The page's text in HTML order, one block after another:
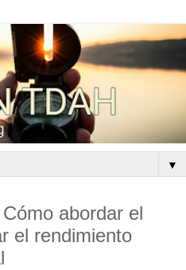
▼
abordar el
el rendimiento